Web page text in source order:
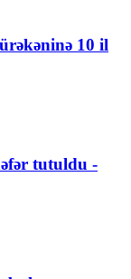
10 il
tutuldu -